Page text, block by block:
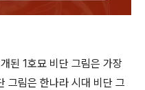
된 1호묘 비단 그림은 가장
그림은 한나라 시대 비단 그